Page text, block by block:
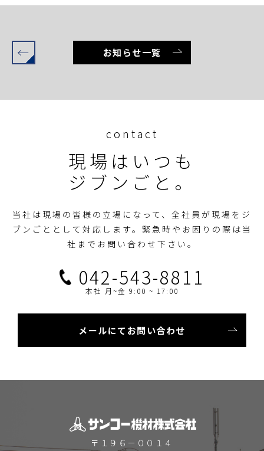
← お知らせ一覧
contact
現場はいつも
ジブンごと。
当社は現場の皆様の立場になって、全社員が現場をジ
ブンごととして対応します。 緊急時やお困りの際は当
社までお問い合わせ下さい。
042-543-8811
本社 月~金 9:00 ~ 17:00
メールにてお問い合わせ
〒１９６－００１４